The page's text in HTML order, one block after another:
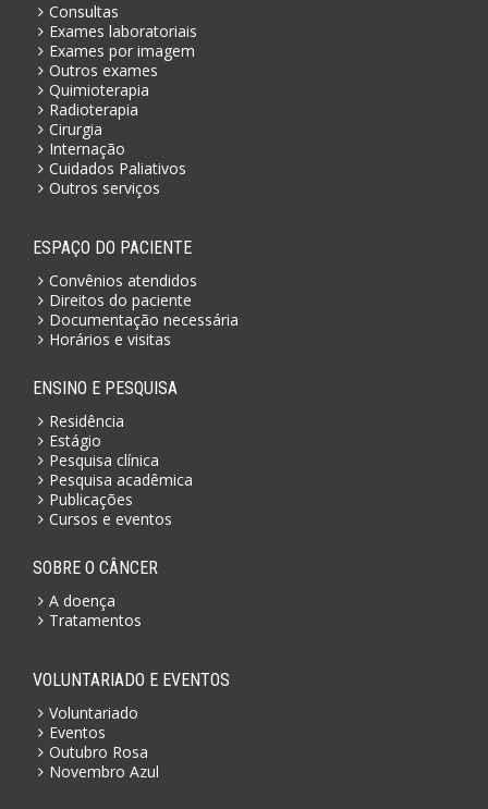
Consultas
Exames laboratoriais
Exames por imagem
Outros exames
Quimioterapia
Radioterapia
Cirurgia
Internação
Cuidados Paliativos
Outros serviços
ESPAÇO DO PACIENTE
Convênios atendidos
Direitos do paciente
Documentação necessária
Horários e visitas
ENSINO E PESQUISA
Residência
Estágio
Pesquisa clínica
Pesquisa acadêmica
Publicações
Cursos e eventos
SOBRE O CÂNCER
A doença
Tratamentos
VOLUNTARIADO E EVENTOS
Voluntariado
Eventos
Outubro Rosa
Novembro Azul